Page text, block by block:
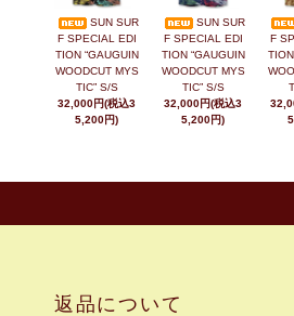
SUN SUR
F SPECIAL EDI
TION “GAUGUIN
WOODCUT MYS
TIC” S/S
32,000円(税込3
5,200円)
SUN SUR
F SPECIAL EDI
TION “GAUGUIN
WOODCUT MYS
TIC” S/S
32,000円(税込3
5,200円)
F
返品について